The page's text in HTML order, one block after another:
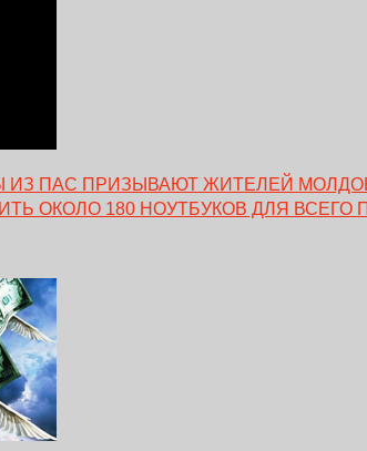
ПАС ПРИЗЫВАЮТ ЖИТЕЛЕЙ
ОКОЛО 180 НОУТБУКОВ ДЛЯ ВСЕГО